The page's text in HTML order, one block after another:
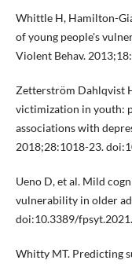
Whittle H, Hamilton-
of young people's
Violent Behav.
Zetterström Dahlqvist
victimization in youth:
associations with
2018;28:1018-23.
Ueno D, et al. Mild
vulnerability in older
doi:10.3389/
Whitty MT. Predicting